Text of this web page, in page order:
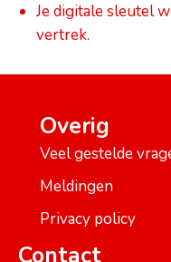
Je digitale sleutel
vertrek.
Overig
Veel gestelde
Meldingen
Privacy policy
Contact